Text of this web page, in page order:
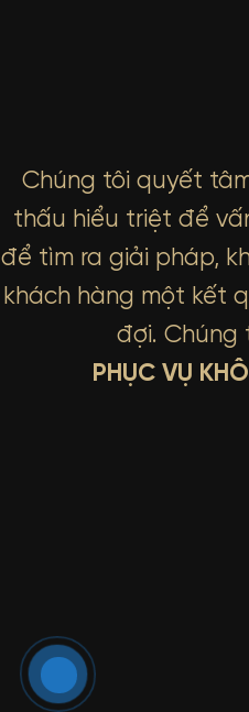
Chúng tôi quyết
thấu hiểu triệt để
để tìm ra giải pháp,
khách hàng một kết
đợi. Chúng
PHỤC VỤ